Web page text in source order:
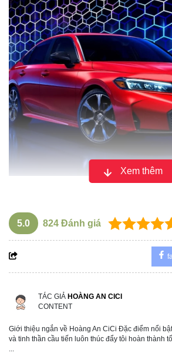
vào năm 2022. Sau hơn 2 năm, xe đã
cấp giữa vòng đời hiện đang được bán
trường Đông Nam Á như Thái Lan.
Xem thêm
5.0 824 Đánh giá
TÁC GIẢ HOÀNG AN CICI
CONTENT
Giới thiệu ngắn về Hoàng An CiCi Đặc điểm nổi
và tinh thần cầu tiến luôn thúc đẩy tôi hoàn thành
...